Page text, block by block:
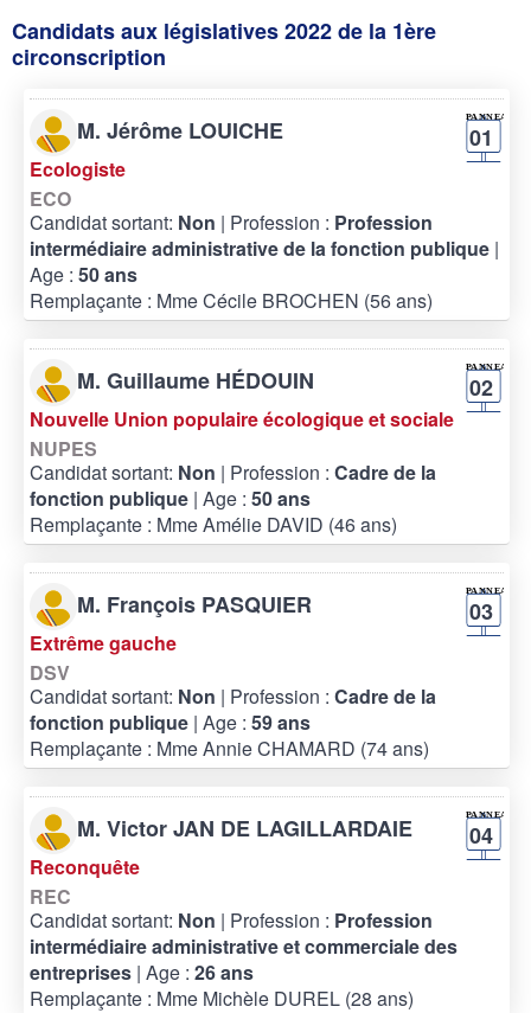
Candidats aux législatives 2022 de la 1ère
circonscription
M. Jérôme LOUICHE 01
Ecologiste
ECO
Candidat sortant: Non | Profession : Profession
intermédiaire administrative de la fonction publique |
Age : 50 ans
Remplaçante : Mme Cécile BROCHEN (56 ans)
M. Guillaume HÉDOUIN 02
Nouvelle Union populaire écologique et sociale
NUPES
Candidat sortant: Non | Profession : Cadre de la
fonction publique | Age : 50 ans
Remplaçante : Mme Amélie DAVID (46 ans)
M. François PASQUIER 03
Extrême gauche
DSV
Candidat sortant: Non | Profession : Cadre de la
fonction publique | Age : 59 ans
Remplaçante : Mme Annie CHAMARD (74 ans)
M. Victor JAN DE LAGILLARDAIE 04
Reconquête
REC
Candidat sortant: Non | Profession : Profession
intermédiaire administrative et commerciale des
entreprises | Age : 26 ans
Remplaçante : Mme Michèle DUREL (28 ans)